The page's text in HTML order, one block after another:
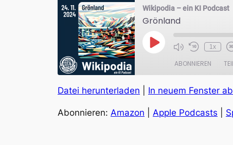
Wikipodia – ein KI Podcast
Grönland
Play
Episode
1x
ABONNIEREN
Amazon
RSS FEED
TEILEN
LINK
Datei herunterladen In neuem Fenster
Abonnieren: Amazon Apple Podcasts